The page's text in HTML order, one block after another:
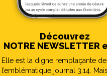
Découvrez
NOTRE NEWSLETTER
Elle est la digne remplaçante de
l’emblématique journal 3.14. Mais